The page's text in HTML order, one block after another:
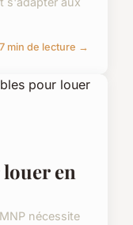
7 min de lecture →
en
nécessite